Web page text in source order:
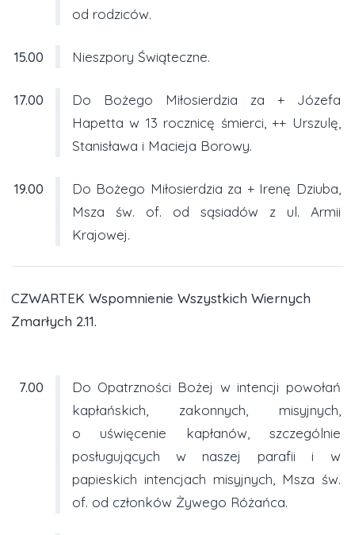
od rodziców.
15.00 Nieszpory Świąteczne.
17.00
Do Bożego Miłosierdzia za + Józefa
Hapetta w 13 rocznicę śmierci, ++ Urszulę,
Stanisława i Macieja Borowy.
19.00
Do Bożego Miłosierdzia za + Irenę Dziuba,
Msza św. of. od sąsiadów z ul. Armii
Krajowej.
CZWARTEK Wspomnienie Wszystkich Wiernych
Zmarłych 2.11.
7.00
Do Opatrzności Bożej w intencji powołań
kapłańskich, zakonnych, misyjnych,
o uświęcenie kapłanów, szczególnie
posługujących w naszej parafii i w
papieskich intencjach misyjnych, Msza św.
of. od członków Żywego Różańca.